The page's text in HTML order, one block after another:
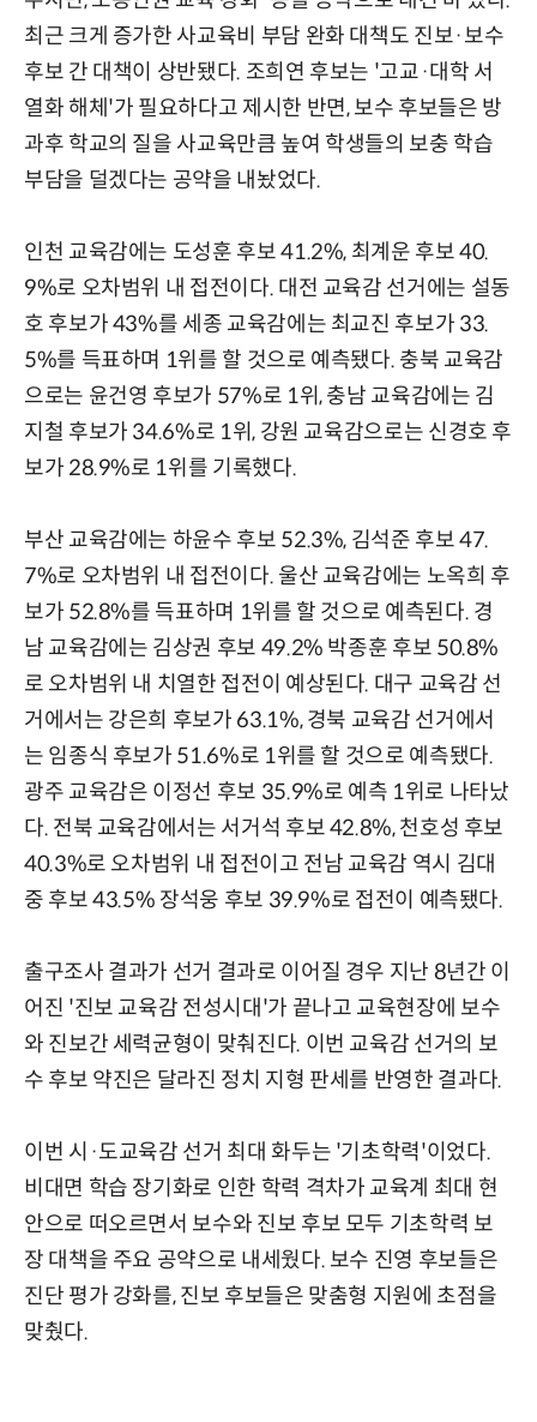
최근 크게 증가한 사교육비 부담 완화 대책도 진보·보수
후보 간 대책이 상반됐다. 조희연 후보는 '고교·대학 서
열화 해체'가 필요하다고 제시한 반면, 보수 후보들은 방
과후 학교의 질을 사교육만큼 높여 학생들의 보충 학습
부담을 덜겠다는 공약을 내놨었다.
인천 교육감에는 도성훈 후보 41.2%, 최계운 후보 40.
9%로 오차범위 내 접전이다. 대전 교육감 선거에는 설동
호 후보가 43%를 세종 교육감에는 최교진 후보가 33.
5%를 득표하며 1위를 할 것으로 예측됐다. 충북 교육감
으로는 윤건영 후보가 57%로 1위, 충남 교육감에는 김
지철 후보가 34.6%로 1위, 강원 교육감으로는 신경호 후
보가 28.9%로 1위를 기록했다.
부산 교육감에는 하윤수 후보 52.3%, 김석준 후보 47.
7%로 오차범위 내 접전이다. 울산 교육감에는 노옥희 후
보가 52.8%를 득표하며 1위를 할 것으로 예측된다. 경
남 교육감에는 김상권 후보 49.2% 박종훈 후보 50.8%
로 오차범위 내 치열한 접전이 예상된다. 대구 교육감 선
거에서는 강은희 후보가 63.1%, 경북 교육감 선거에서
는 임종식 후보가 51.6%로 1위를 할 것으로 예측됐다.
광주 교육감은 이정선 후보 35.9%로 예측 1위로 나타났
다. 전북 교육감에서는 서거석 후보 42.8%, 천호성 후보
40.3%로 오차범위 내 접전이고 전남 교육감 역시 김대
중 후보 43.5% 장석웅 후보 39.9%로 접전이 예측됐다.
출구조사 결과가 선거 결과로 이어질 경우 지난 8년간 이
어진 '진보 교육감 전성시대'가 끝나고 교육현장에 보수
와 진보간 세력균형이 맞춰진다. 이번 교육감 선거의 보
수 후보 약진은 달라진 정치 지형 판세를 반영한 결과다.
이번 시·도교육감 선거 최대 화두는 '기초학력'이었다.
비대면 학습 장기화로 인한 학력 격차가 교육계 최대 현
안으로 떠오르면서 보수와 진보 후보 모두 기초학력 보
장 대책을 주요 공약으로 내세웠다. 보수 진영 후보들은
진단 평가 강화를, 진보 후보들은 맞춤형 지원에 초점을
맞췄다.